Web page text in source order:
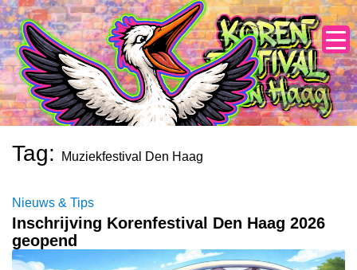
Skip
to
content
Tag: Muziekfestival Den Haag
Nieuws & Tips
Inschrijving Korenfestival Den Haag 2026
geopend